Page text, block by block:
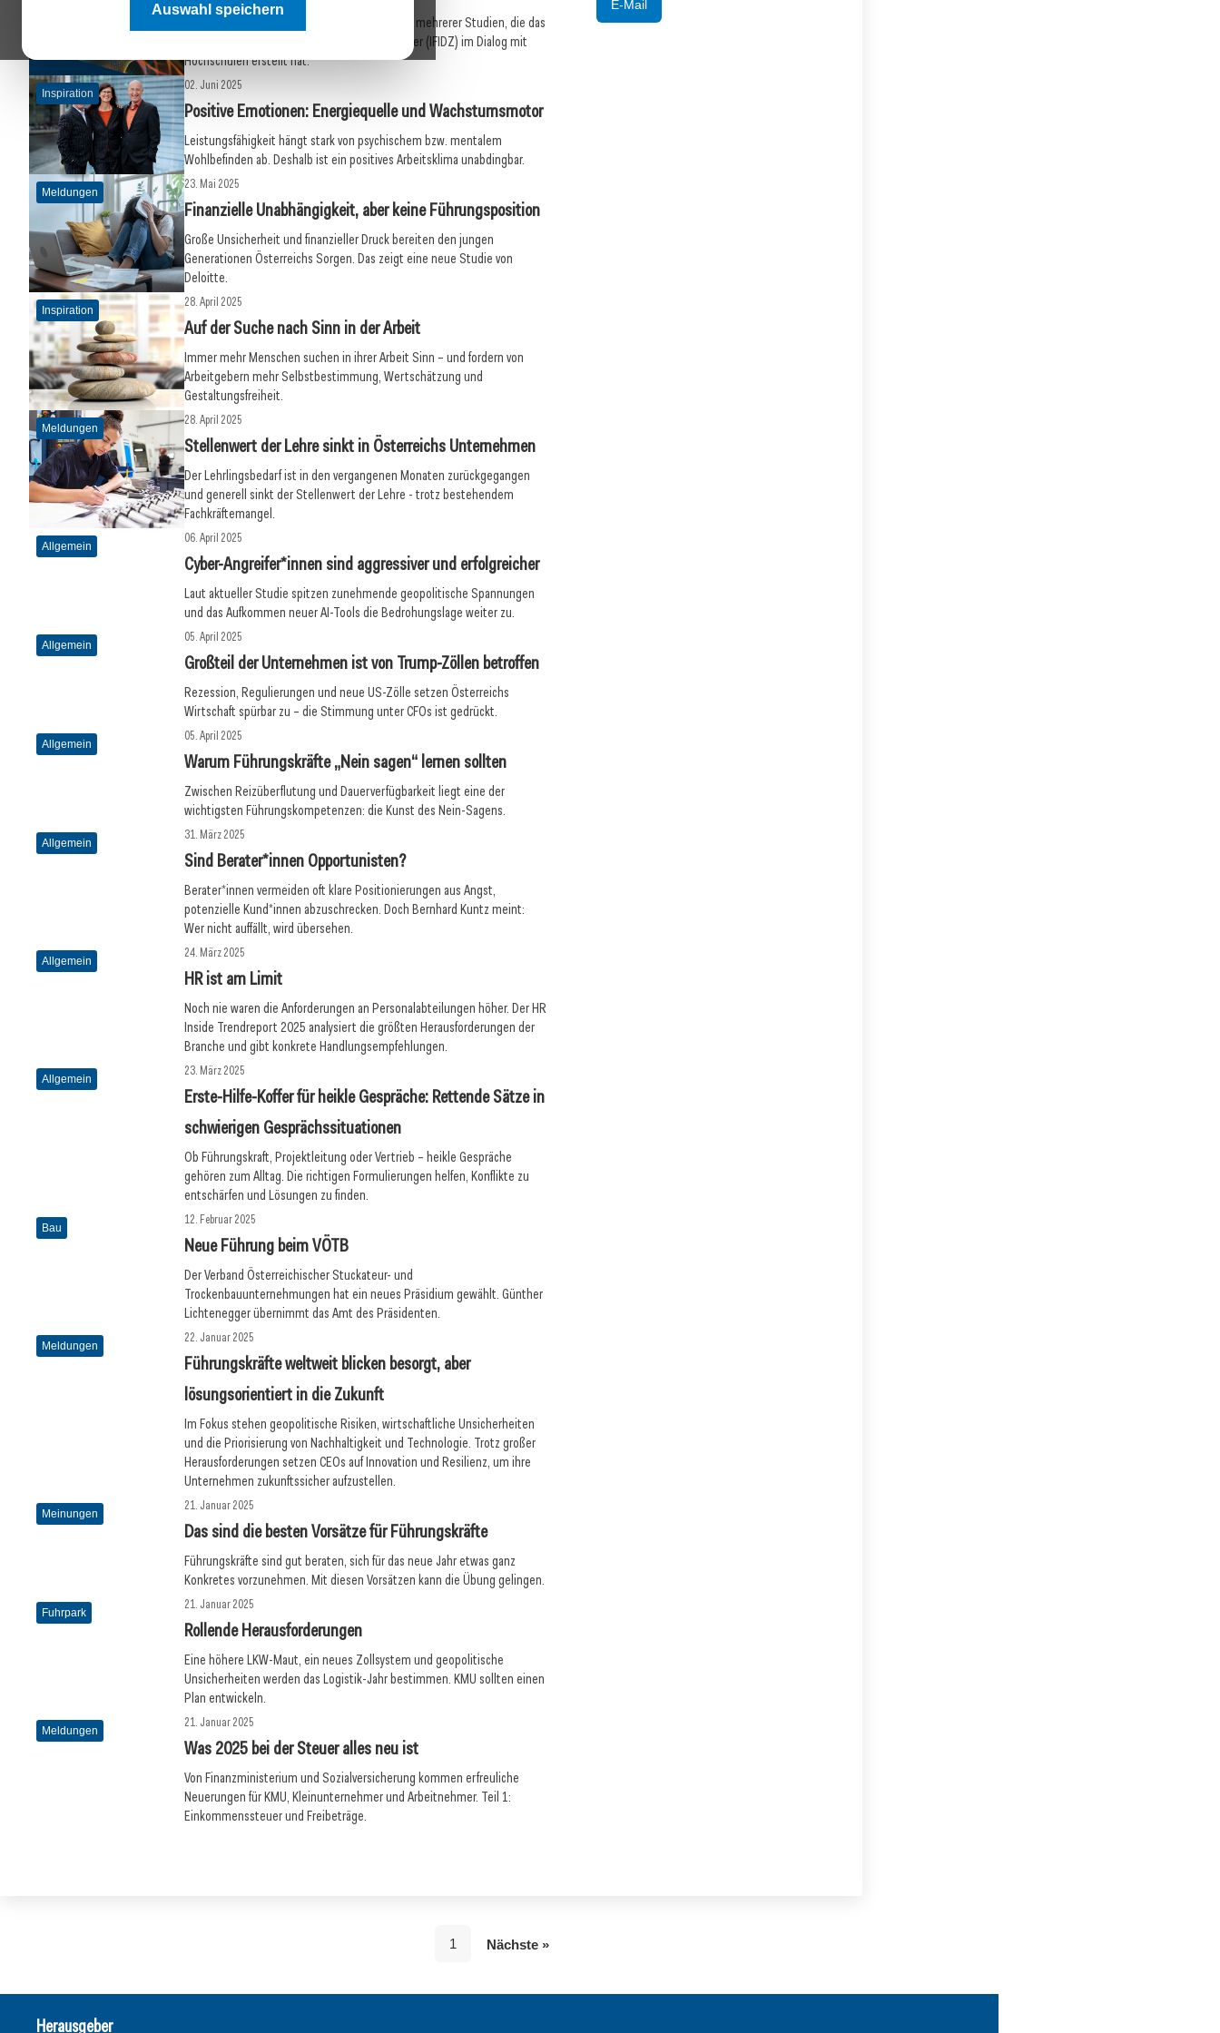
Auswahl speichern
Das Alpha Intelligence-Modell ist das Resultat mehrerer Studien, die das
Institut für Führungskultur im digitalen Zeitalter (IFIDZ) im Dialog mit
Hochschulen erstellt hat.
Inspiration
02. Juni 2025
Positive Emotionen: Energiequelle und Wachstumsmotor
Leistungsfähigkeit hängt stark von psychischem bzw. mentalem
Wohlbefinden ab. Deshalb ist ein positives Arbeitsklima unabdingbar.
Meldungen
23. Mai 2025
Finanzielle Unabhängigkeit, aber keine Führungsposition
Große Unsicherheit und finanzieller Druck bereiten den jungen
Generationen Österreichs Sorgen. Das zeigt eine neue Studie von
Deloitte.
Inspiration
28. April 2025
Auf der Suche nach Sinn in der Arbeit
Immer mehr Menschen suchen in ihrer Arbeit Sinn – und fordern von
Arbeitgebern mehr Selbstbestimmung, Wertschätzung und
Gestaltungsfreiheit.
Meldungen
28. April 2025
Stellenwert der Lehre sinkt in Österreichs Unternehmen
Der Lehrlingsbedarf ist in den vergangenen Monaten zurückgegangen
und generell sinkt der Stellenwert der Lehre - trotz bestehendem
Fachkräftemangel.
Allgemein
06. April 2025
Cyber-Angreifer*innen sind aggressiver und erfolgreicher
Laut aktueller Studie spitzen zunehmende geopolitische Spannungen
und das Aufkommen neuer AI-Tools die Bedrohungslage weiter zu.
Allgemein
05. April 2025
Großteil der Unternehmen ist von Trump-Zöllen betroffen
Rezession, Regulierungen und neue US-Zölle setzen Österreichs
Wirtschaft spürbar zu – die Stimmung unter CFOs ist gedrückt.
Allgemein
05. April 2025
Warum Führungskräfte „Nein sagen“ lernen sollten
Zwischen Reizüberflutung und Dauerverfügbarkeit liegt eine der
wichtigsten Führungskompetenzen: die Kunst des Nein-Sagens.
Allgemein
31. März 2025
Sind Berater*innen Opportunisten?
Berater*innen vermeiden oft klare Positionierungen aus Angst,
potenzielle Kund*innen abzuschrecken. Doch Bernhard Kuntz meint:
Wer nicht auffällt, wird übersehen.
Allgemein
24. März 2025
HR ist am Limit
Noch nie waren die Anforderungen an Personalabteilungen höher. Der HR
Inside Trendreport 2025 analysiert die größten Herausforderungen der
Branche und gibt konkrete Handlungsempfehlungen.
Allgemein
23. März 2025
Erste-Hilfe-Koffer für heikle Gespräche: Rettende Sätze in
schwierigen Gesprächssituationen
Ob Führungskraft, Projektleitung oder Vertrieb – heikle Gespräche
gehören zum Alltag. Die richtigen Formulierungen helfen, Konflikte zu
entschärfen und Lösungen zu finden.
Bau
12. Februar 2025
Neue Führung beim VÖTB
Der Verband Österreichischer Stuckateur- und
Trockenbauunternehmungen hat ein neues Präsidium gewählt. Günther
Lichtenegger übernimmt das Amt des Präsidenten.
Meldungen
22. Januar 2025
Führungskräfte weltweit blicken besorgt, aber
lösungsorientiert in die Zukunft
Im Fokus stehen geopolitische Risiken, wirtschaftliche Unsicherheiten
und die Priorisierung von Nachhaltigkeit und Technologie. Trotz großer
Herausforderungen setzen CEOs auf Innovation und Resilienz, um ihre
Unternehmen zukunftssicher aufzustellen.
Meinungen
21. Januar 2025
Das sind die besten Vorsätze für Führungskräfte
Führungskräfte sind gut beraten, sich für das neue Jahr etwas ganz
Konkretes vorzunehmen. Mit diesen Vorsätzen kann die Übung gelingen.
Fuhrpark
21. Januar 2025
Rollende Herausforderungen
Eine höhere LKW-Maut, ein neues Zollsystem und geopolitische
Unsicherheiten werden das Logistik-Jahr bestimmen. KMU sollten einen
Plan entwickeln.
Meldungen
21. Januar 2025
Was 2025 bei der Steuer alles neu ist
Von Finanzministerium und Sozialversicherung kommen erfreuliche
Neuerungen für KMU, Kleinunternehmer und Arbeitnehmer. Teil 1:
Einkommenssteuer und Freibeträge.
E-Mail
1 Nächste »
Herausgeber